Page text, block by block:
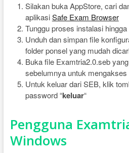
Silakan buka AppStore, cari
aplikasiSafe Exam Browser
Tunggu proses instalasi
Unduh dan simpan file
folder ponsel yang mudah
Buka file Examtria2.0.seb
sebelumnya untuk mengakses
Untuk keluar dari SEB, klik
password “keluar“
Pengguna
Windows